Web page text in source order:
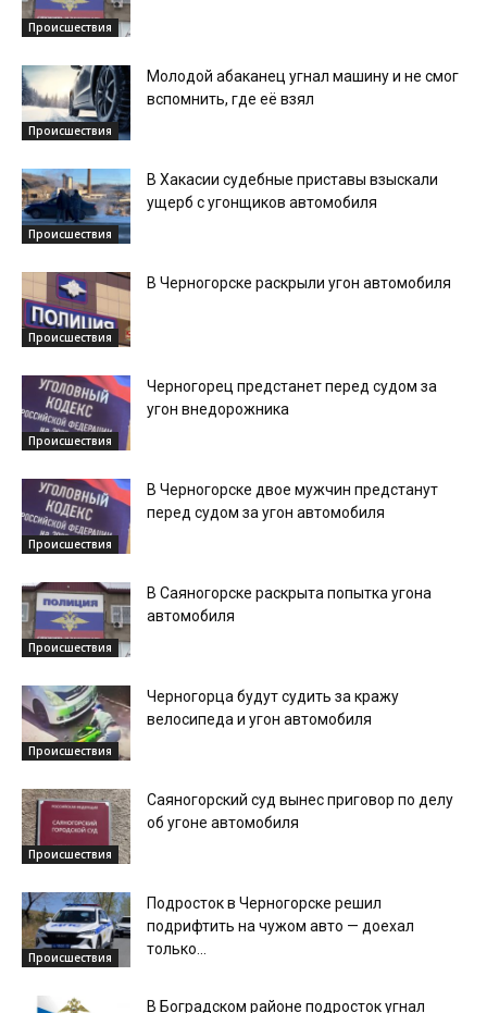
Происшествия
Происшествия
Молодой абаканец угнал машину и не смог
вспомнить, где её взял
Происшествия
В Хакасии судебные приставы взыскали
ущерб с угонщиков автомобиля
Происшествия
В Черногорске раскрыли угон автомобиля
Происшествия
Черногорец предстанет перед судом за
угон внедорожника
Происшествия
В Черногорске двое мужчин предстанут
перед судом за угон автомобиля
Происшествия
В Саяногорске раскрыта попытка угона
автомобиля
Происшествия
Черногорца будут судить за кражу
велосипеда и угон автомобиля
Происшествия
Саяногорский суд вынес приговор по делу
об угоне автомобиля
Происшествия
Подросток в Черногорске решил
подрифтить на чужом авто — доехал
только...
В Боградском районе подросток угнал